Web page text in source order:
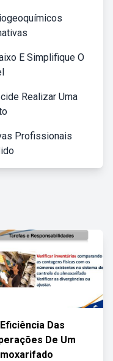
E Simplifique O
Realizar Uma
Profissionais
Das
De Um